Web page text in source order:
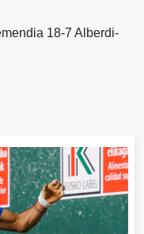
18-7 Alberdi-